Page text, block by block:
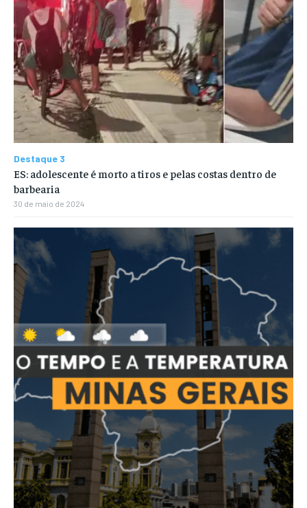
Destaque 3
ES: adolescente é morto a tiros e pelas costas dentro de
barbearia
30 de maio de 2024